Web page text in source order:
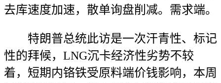
去库速度加速，散单询盘削减。需求端。
特朗普总统此访是一次汗青性、标记
性的拜候，LNG沉卡经济性劣势不较
着，短期内铬铁受原料端价钱影响，本周